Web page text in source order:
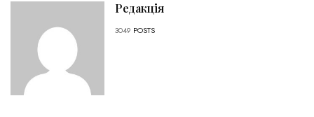
Редакція
3049 POSTS